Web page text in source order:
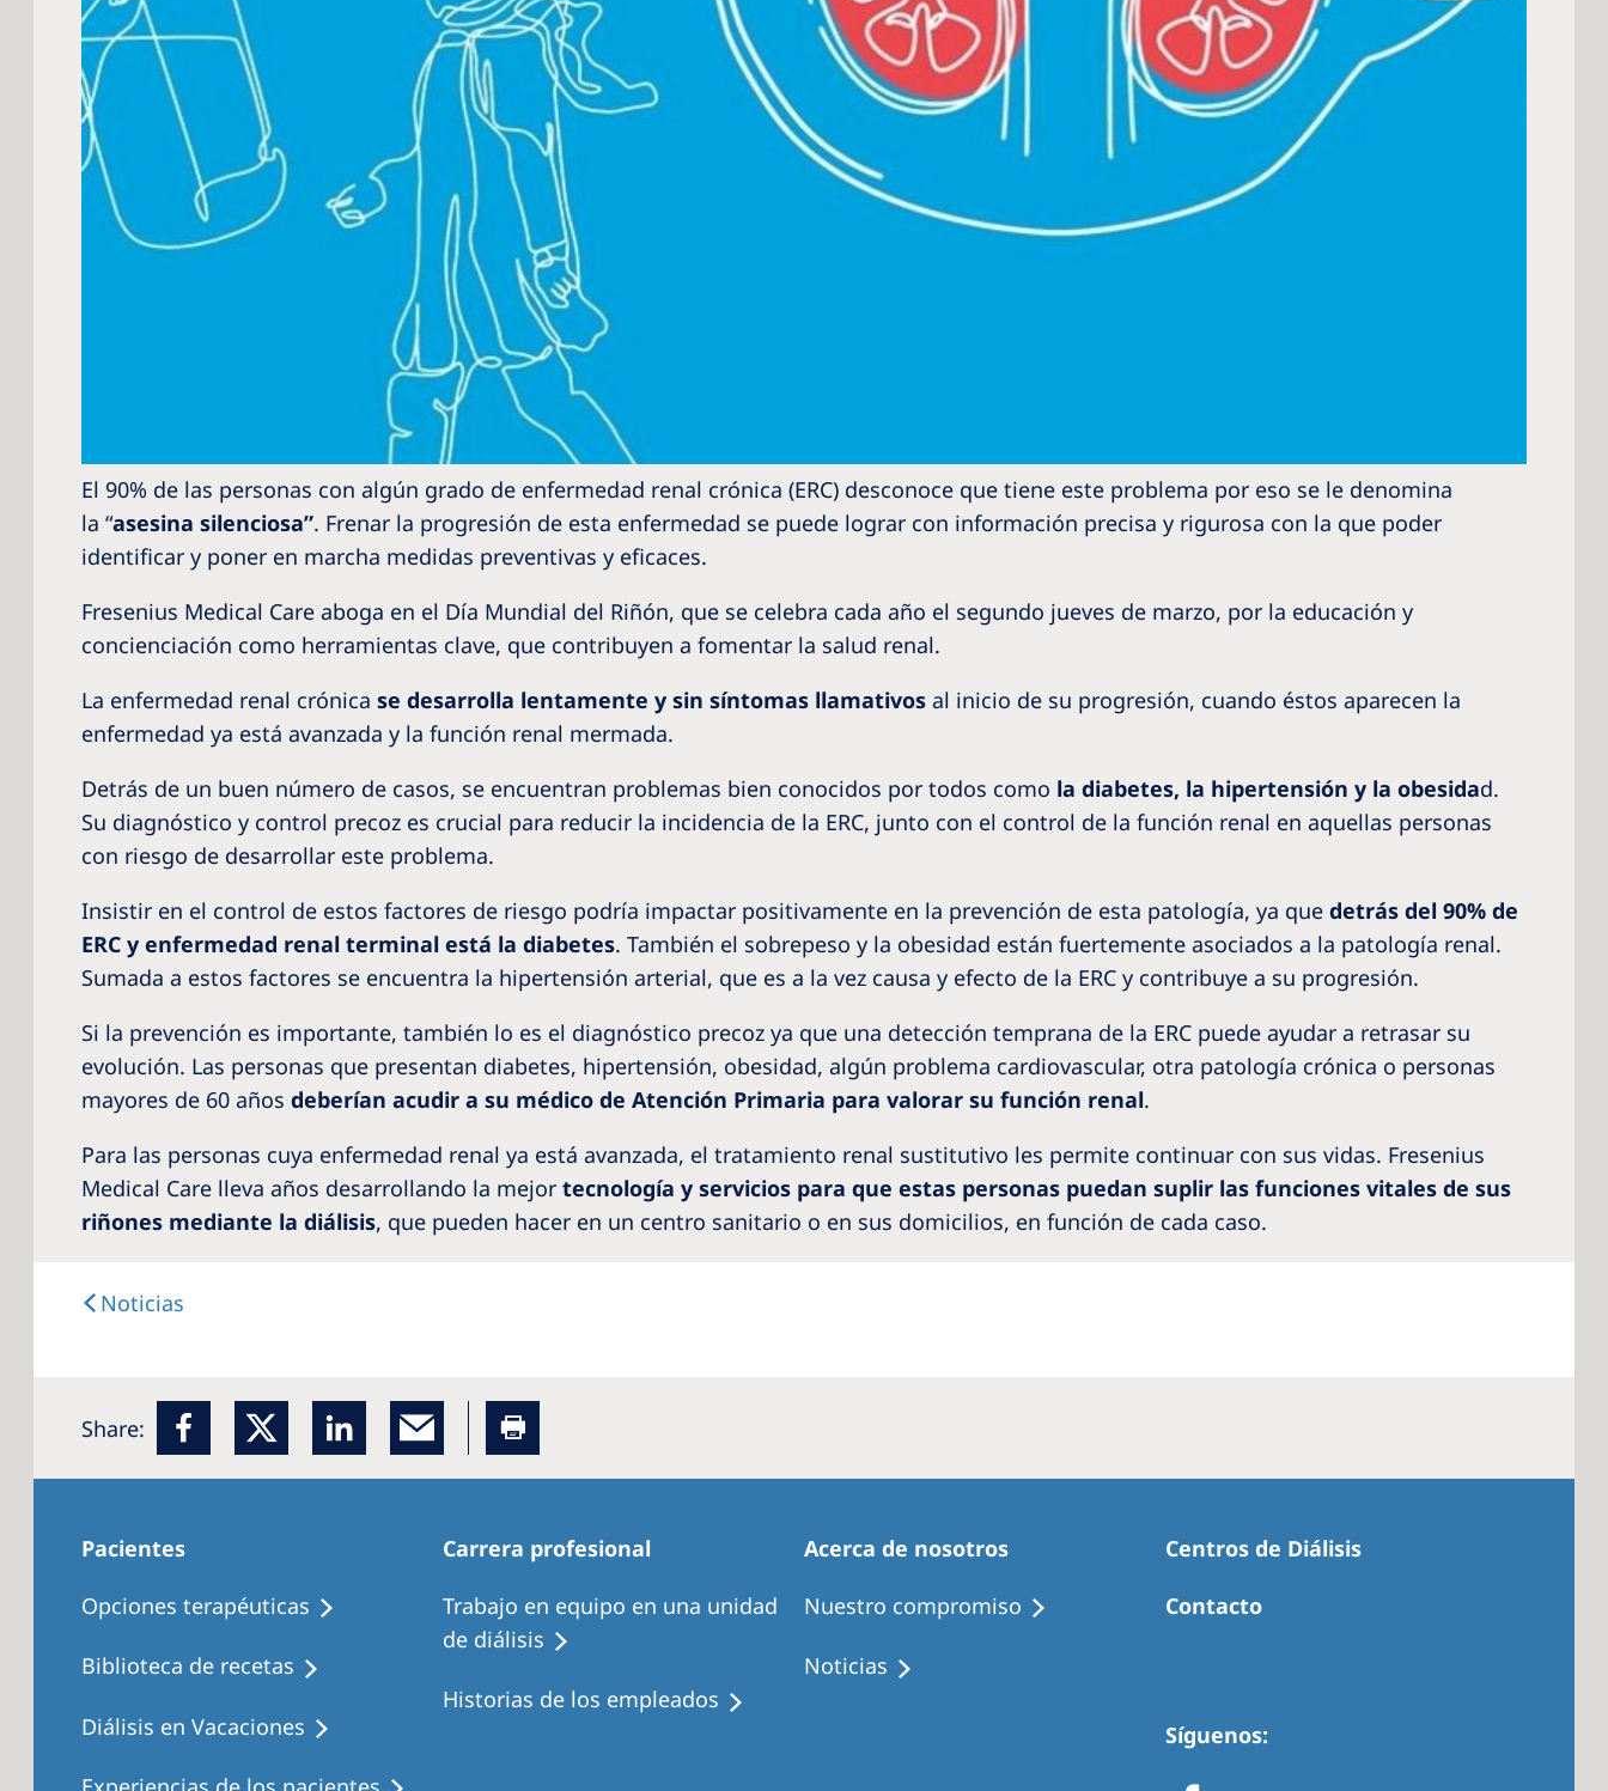
Global Website
El 90% de las personas con algún grado de enfermedad renal crónica (ERC) desconoce que tiene este problema por eso se le denomina
la “asesina silenciosa”. Frenar la progresión de esta enfermedad se puede lograr con información precisa y rigurosa con la que poder
identificar y poner en marcha medidas preventivas y eficaces.
Fresenius Medical Care aboga en el Día Mundial del Riñón, que se celebra cada año el segundo jueves de marzo, por la educación y
concienciación como herramientas clave, que contribuyen a fomentar la salud renal.
La enfermedad renal crónica se desarrolla lentamente y sin síntomas llamativos al inicio de su progresión, cuando éstos aparecen la
enfermedad ya está avanzada y la función renal mermada.
Detrás de un buen número de casos, se encuentran problemas bien conocidos por todos como la diabetes, la hipertensión y la obesidad.
Su diagnóstico y control precoz es crucial para reducir la incidencia de la ERC, junto con el control de la función renal en aquellas personas
con riesgo de desarrollar este problema.
Insistir en el control de estos factores de riesgo podría impactar positivamente en la prevención de esta patología, ya que detrás del 90% de
ERC y enfermedad renal terminal está la diabetes. También el sobrepeso y la obesidad están fuertemente asociados a la patología renal.
Sumada a estos factores se encuentra la hipertensión arterial, que es a la vez causa y efecto de la ERC y contribuye a su progresión.
Si la prevención es importante, también lo es el diagnóstico precoz ya que una detección temprana de la ERC puede ayudar a retrasar su
evolución. Las personas que presentan diabetes, hipertensión, obesidad, algún problema cardiovascular, otra patología crónica o personas
mayores de 60 años deberían acudir a su médico de Atención Primaria para valorar su función renal.
Para las personas cuya enfermedad renal ya está avanzada, el tratamiento renal sustitutivo les permite continuar con sus vidas. Fresenius
Medical Care lleva años desarrollando la mejor tecnología y servicios para que estas personas puedan suplir las funciones vitales de sus
riñones mediante la diálisis, que pueden hacer en un centro sanitario o en sus domicilios, en función de cada caso.
Noticias
Share:
Pacientes
Opciones terapéuticas
Biblioteca de recetas
Diálisis en Vacaciones
Carrera profesional
Trabajo en equipo en una unidad
de diálisis
Historias de los empleados
Acerca de nosotros
Nuestro compromiso
Noticias
Centros de Diálisis
Contacto
Síguenos: